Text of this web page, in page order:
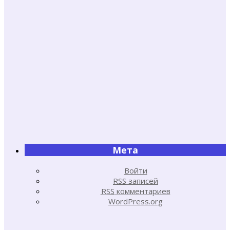
Мета
Войти
RSS записей
RSS комментариев
WordPress.org